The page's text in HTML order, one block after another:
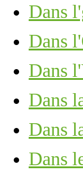
Dans
Dans
Dans
Dans
Dans
Dans